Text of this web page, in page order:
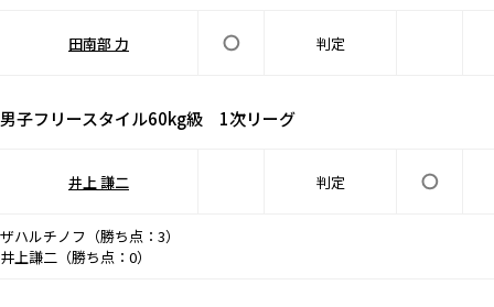
田南部 力 判定
男子フリースタイル60kg級 1次リーグ
井上 謙二 判定
ザハルチノフ（勝ち点：3）
井上謙二（勝ち点：0）